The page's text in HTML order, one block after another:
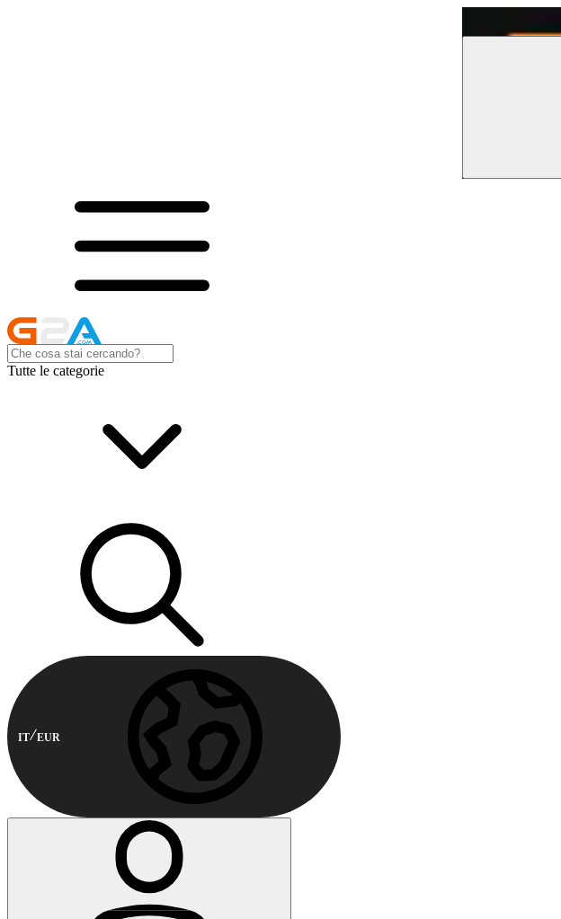
Tutte le categorie
IT EUR